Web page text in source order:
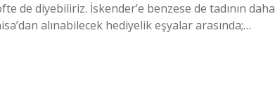
de diyebiliriz. İskender’e benzese de tadının daha
alınabilecek hediyelik eşyalar arasında;…